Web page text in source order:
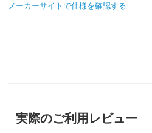
メーカーサイトで仕様を確認する
実際のご利用レビュー